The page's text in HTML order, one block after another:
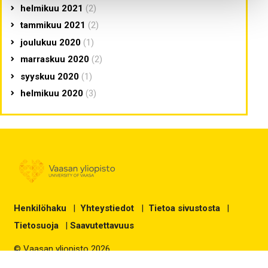
helmikuu 2021 (2)
tammikuu 2021 (2)
joulukuu 2020 (1)
marraskuu 2020 (2)
syyskuu 2020 (1)
helmikuu 2020 (3)
Henkilöhaku | Yhteystiedot | Tietoa sivustosta
|
Tietosuoja
| Saavutettavuus
© Vaasan yliopisto 2026